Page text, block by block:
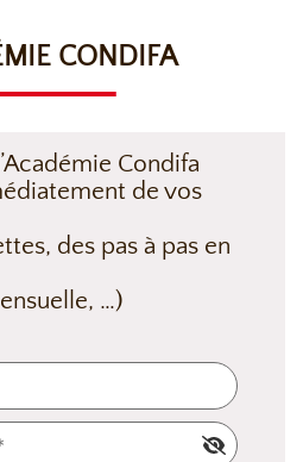
CONDIFA
Condifa
de vos
des pas à pas en
…)